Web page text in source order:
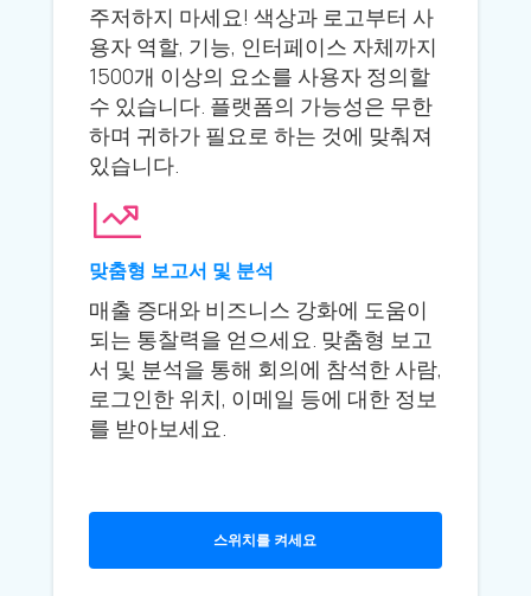
주저하지 마세요! 색상과 로고부터 사
용자 역할, 기능, 인터페이스 자체까지
1500개 이상의 요소를 사용자 정의할
수 있습니다. 플랫폼의 가능성은 무한
하며 귀하가 필요로 하는 것에 맞춰져
있습니다.
맞춤형 보고서 및 분석
매출 증대와 비즈니스 강화에 도움이
되는 통찰력을 얻으세요. 맞춤형 보고
서 및 분석을 통해 회의에 참석한 사람,
로그인한 위치, 이메일 등에 대한 정보
를 받아보세요.
스위치를 켜세요